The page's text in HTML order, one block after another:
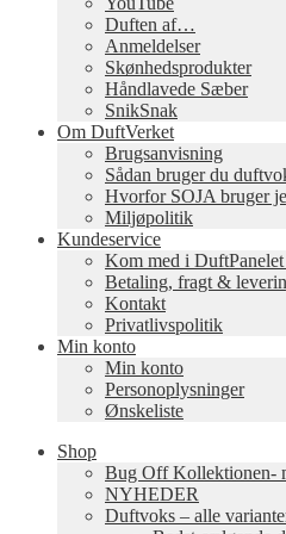
Duften af…
Anmeldelser
Skønhedsprodukter
Håndlavede Sæber
SnikSnak
Om DuftVerket
Brugsanvisning
Sådan bruger du
Hvorfor SOJA bruger
Miljøpolitik
Kundeservice
Kom med i
Betaling, fragt &
Kontakt
Privatlivspolitik
Min konto
Min konto
Personoplysninger
Ønskeliste
Shop
Bug Off Kollektionen-
NYHEDER
Duftvoks – alle